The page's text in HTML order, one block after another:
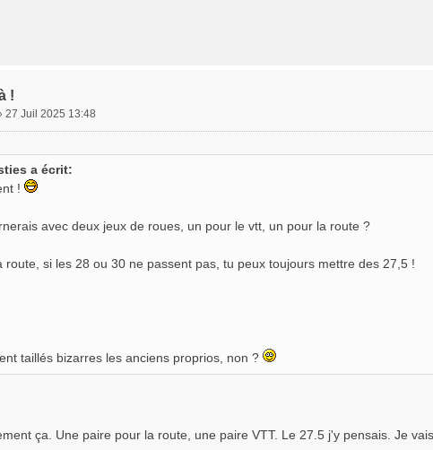
!
27 Juil 2025 13:48
a écrit:
!
avec deux jeux de roues, un pour le vtt, un pour la route ?
route, si les 28 ou 30 ne passent pas, tu peux toujours mettre des 27,5 !
taillés bizarres les anciens proprios, non ?
ça. Une paire pour la route, une paire VTT. Le 27.5 j'y pensais. Je